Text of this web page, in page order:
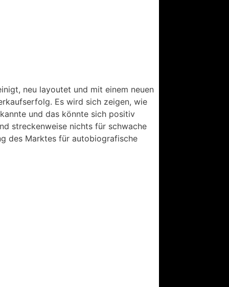
neu layoutet und mit einem neuen
Es wird sich zeigen, wie
und das könnte sich positiv
streckenweise nichts für schwache
des Marktes für autobiografische